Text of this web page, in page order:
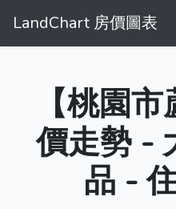
LandChart 房價圖表
【桃園
價走勢 -
品 -